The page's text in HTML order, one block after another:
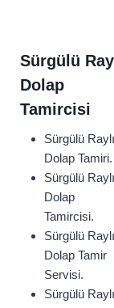
Sürgülü
Dolap
Tamircisi
Sürgülü Raylı
Dolap Tamiri.
Sürgülü Raylı
Dolap
Tamircisi.
Sürgülü Raylı
Dolap Tamir
Servisi.
Sürgülü Raylı